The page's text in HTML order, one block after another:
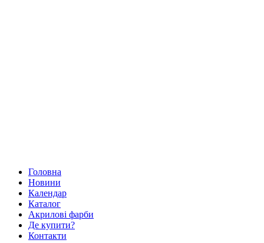
Головна
Новини
Календар
Каталог
Акрилові фарби
Де купити?
Контакти